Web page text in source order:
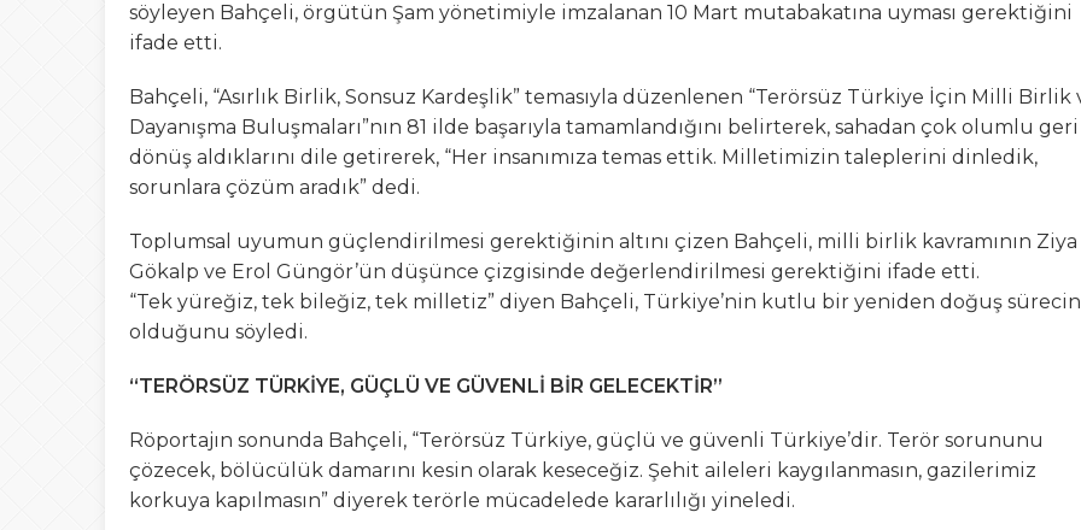
söyleyen Bahçeli, örgütün Şam yönetimiyle imzalanan 10 Mart mutabakatına uyması gerektiğini
ifade etti.
Bahçeli, “Asırlık Birlik, Sonsuz Kardeşlik” temasıyla düzenlenen “Terörsüz Türkiye İçin Milli Birlik
Dayanışma Buluşmaları”nın 81 ilde başarıyla tamamlandığını belirterek, sahadan çok olumlu geri
dönüş aldıklarını dile getirerek, “Her insanımıza temas ettik. Milletimizin taleplerini dinledik,
sorunlara çözüm aradık” dedi.
Toplumsal uyumun güçlendirilmesi gerektiğinin altını çizen Bahçeli, milli birlik kavramının Ziya
Gökalp ve Erol Güngör’ün düşünce çizgisinde değerlendirilmesi gerektiğini ifade etti.
“Tek yüreğiz, tek bileğiz, tek milletiz” diyen Bahçeli, Türkiye’nin kutlu bir yeniden doğuş
olduğunu söyledi.
“TERÖRSÜZ TÜRKİYE, GÜÇLÜ VE GÜVENLİ BİR GELECEKTİR”
Röportajın sonunda Bahçeli, “Terörsüz Türkiye, güçlü ve güvenli Türkiye’dir. Terör sorununu
çözecek, bölücülük damarını kesin olarak keseceğiz. Şehit aileleri kaygılanmasın, gazilerimiz
korkuya kapılmasın” diyerek terörle mücadelede kararlılığı yineledi.